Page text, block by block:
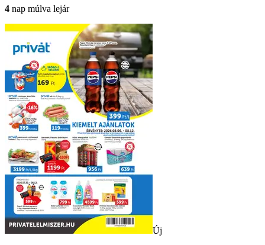
4 nap múlva lejár
Új